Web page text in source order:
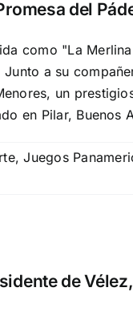
del
como "La
a su
un
en Pilar, Buenos
,Juegos
de